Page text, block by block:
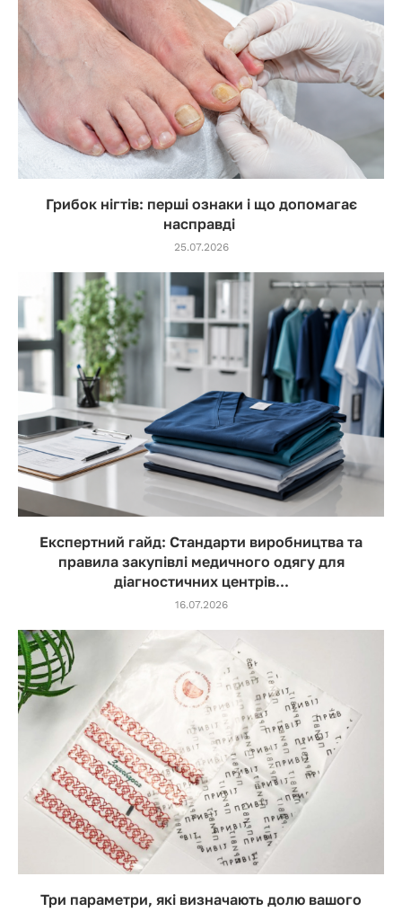
Грибок нігтів: перші ознаки і що допомагає
насправді
25.07.2026
Експертний гайд: Стандарти виробництва та
правила закупівлі медичного одягу для
діагностичних центрів...
16.07.2026
Три параметри, які визначають долю вашого